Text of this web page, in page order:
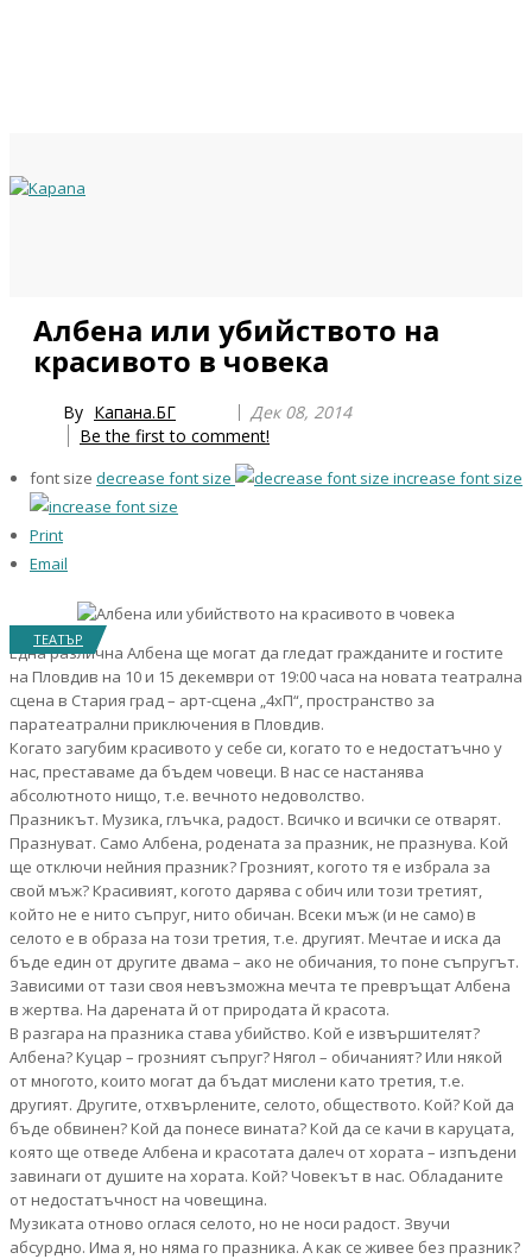
Албена или убийството на
красивото в човека
By Капана.БГ
Дек 08, 2014
Be the first to comment!
font size decrease font size increase font size
Print
Email
ТЕАТЪР
Една различна Албена ще могат да гледат гражданите и гостите
на Пловдив на 10 и 15 декември от 19:00 часа на новата театрална
сцена в Стария град – арт-сцена „4хП“, пространство за
паратеатрални приключения в Пловдив.
Когато загубим красивото у себе си, когато то е недостатъчно у
нас, преставаме да бъдем човеци. В нас се настанява
абсолютното нищо, т.е. вечното недоволство.
Празникът. Музика, глъчка, радост. Всичко и всички се отварят.
Празнуват. Само Албена, родената за празник, не празнува. Кой
ще отключи нейния празник? Грозният, когото тя е избрала за
свой мъж? Красивият, когото дарява с обич или този третият,
който не е нито съпруг, нито обичан. Всеки мъж (и не само) в
селото е в образа на този третия, т.е. другият. Мечтае и иска да
бъде един от другите двама – ако не обичания, то поне съпругът.
Зависими от тази своя невъзможна мечта те превръщат Албена
в жертва. На дарената й от природата й красота.
В разгара на празника става убийство. Кой е извършителят?
Албена? Куцар – грозният съпруг? Нягол – обичаният? Или някой
от многото, които могат да бъдат мислени като третия, т.е.
другият. Другите, отхвърлените, селото, обществото. Кой? Кой да
бъде обвинен? Кой да понесе вината? Кой да се качи в каруцата,
която ще отведе Албена и красотата далеч от хората – изпъдени
завинаги от душите на хората. Кой? Човекът в нас. Обладаните
от недостатъчност на човещина.
Музиката отново оглася селото, но не носи радост. Звучи
абсурдно. Има я, но няма го празника. А как се живее без празник?
Previous
Year
Previous
Month
Year
Month